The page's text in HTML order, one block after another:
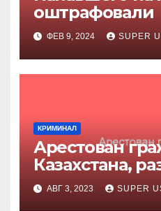
оштрафовали
ФЕВ 9, 2024 SUPER
КРИМИНАЛ
Арестован
Казахстана,
за убийство
АВГ 3, 2023 SUPER